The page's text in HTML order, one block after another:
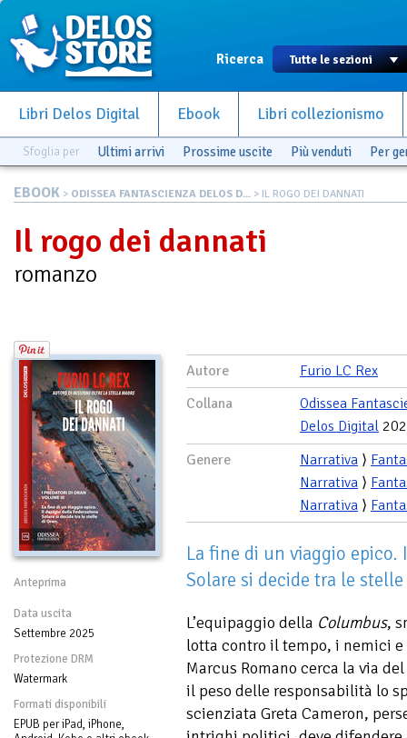
Ricerca
Libri Delos Digital Ebook Libri collezionismo
Sfoglia per Ultimi arrivi Prossime uscite Più venduti Per
EBOOK > ODISSEA FANTASCIENZA DELOS D... > IL ROGO DEI DANNATI
Il rogo dei dannati
romanzo
Anteprima
Data uscita
Settembre 2025
Protezione DRM
Watermark
Formati disponibili
EPUB per iPad, iPhone,
Autore
Furio LC Rex
Collana
Odissea
Delos Digital
Genere
Narrativa ⟩
Narrativa ⟩
Narrativa ⟩
La fine di un viaggio
Solare si decide tra le
L’equipaggio della Columbus,
lotta contro il tempo, i nemici
Marcus Romano cerca la via
il peso delle responsabilità lo
scienziata Greta Cameron,